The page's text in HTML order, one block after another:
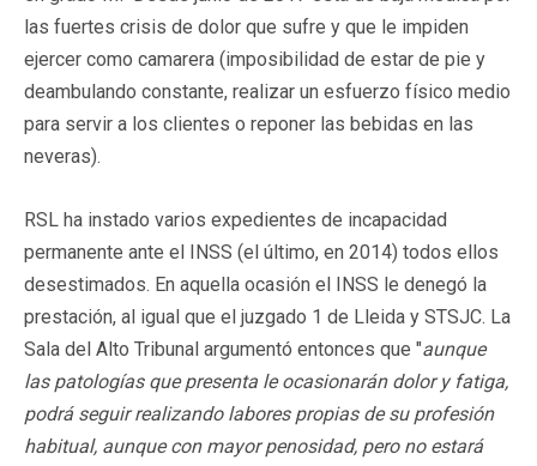
las fuertes crisis de dolor que sufre y que le impiden
ejercer como camarera (imposibilidad de estar de pie y
deambulando constante, realizar un esfuerzo físico medio
para servir a los clientes o reponer las bebidas en las
neveras).
RSL ha instado varios expedientes de incapacidad
permanente ante el INSS (el último, en 2014) todos ellos
desestimados. En aquella ocasión el INSS le denegó la
prestación, al igual que el juzgado 1 de Lleida y STSJC. La
Sala del Alto Tribunal argumentó entonces que "aunque
las patologías que presenta le ocasionarán dolor y fatiga,
podrá seguir realizando labores propias de su profesión
habitual, aunque con mayor penosidad, pero no estará